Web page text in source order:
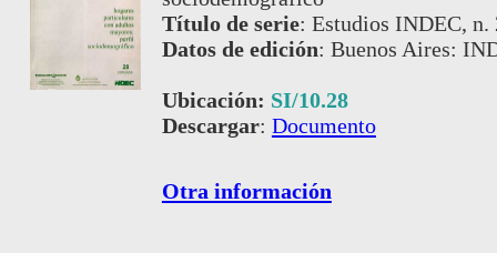
Título de serie: Estudios INDEC, n.
Datos de edición: Buenos Aires:
Ubicación: SI/10.28
Descargar: Documento
Otra información